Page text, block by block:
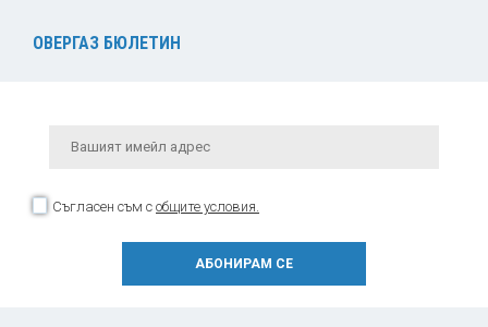
ОВЕРГАЗ БЮЛЕТИН
Съгласен съм с общите условия.